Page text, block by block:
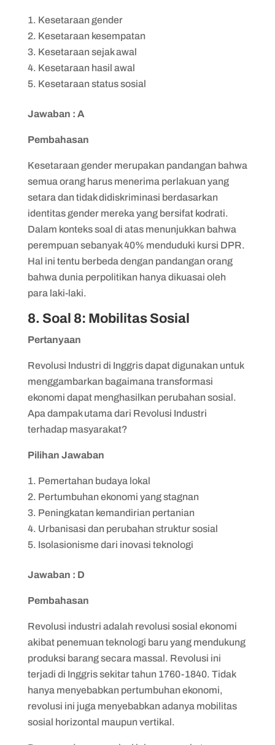
Kesetaraan gender
Kesetaraan kesempatan
Kesetaraan sejak awal
Kesetaraan hasil awal
Kesetaraan status sosial
Jawaban : A
Pembahasan
Kesetaraan gender merupakan pandangan bahwa
semua orang harus menerima perlakuan yang
setara dan tidak didiskriminasi berdasarkan
identitas gender mereka yang bersifat kodrati.
Dalam konteks soal di atas menunjukkan bahwa
perempuan sebanyak 40% menduduki kursi DPR.
Hal ini tentu berbeda dengan pandangan orang
bahwa dunia perpolitikan hanya dikuasai oleh
para laki-laki.
8. Soal 8: Mobilitas Sosial
Pertanyaan
Revolusi Industri di Inggris dapat digunakan untuk
menggambarkan bagaimana transformasi
ekonomi dapat menghasilkan perubahan sosial.
Apa dampak utama dari Revolusi Industri
terhadap masyarakat?
Pilihan Jawaban
Pemertahan budaya lokal
Pertumbuhan ekonomi yang stagnan
Peningkatan kemandirian pertanian
Urbanisasi dan perubahan struktur sosial
Isolasionisme dari inovasi teknologi
Jawaban : D
Pembahasan
Revolusi industri adalah revolusi sosial ekonomi
akibat penemuan teknologi baru yang mendukung
produksi barang secara massal. Revolusi ini
terjadi di Inggris sekitar tahun 1760-1840. Tidak
hanya menyebabkan pertumbuhan ekonomi,
revolusi ini juga menyebabkan adanya mobilitas
sosial horizontal maupun vertikal.